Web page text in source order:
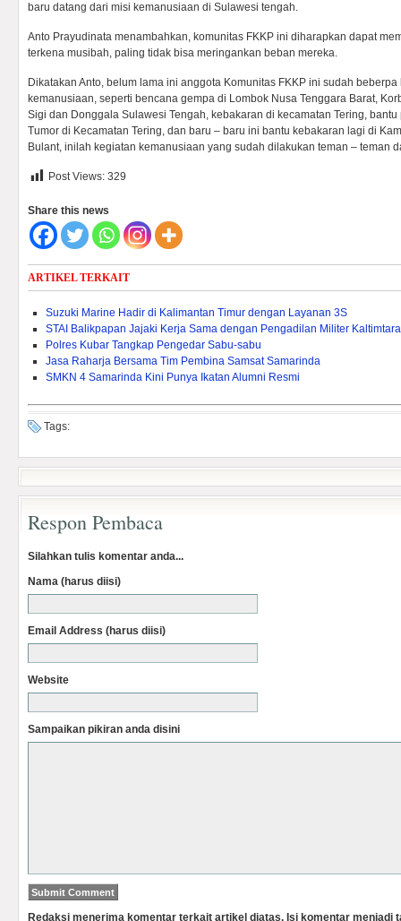
baru datang dari misi kemanusiaan di Sulawesi tengah.
Anto Prayudinata menambahkan, komunitas FKKP ini diharapkan dapat
terkena musibah, paling tidak bisa meringankan beban mereka.
Dikatakan Anto, belum lama ini anggota Komunitas FKKP ini sudah
kemanusiaan, seperti bencana gempa di Lombok Nusa Tenggara Barat,
Sigi dan Donggala Sulawesi Tengah, kebakaran di kecamatan Tering,
Tumor di Kecamatan Tering, dan baru – baru ini bantu kebakaran lagi di
Bulant, inilah kegiatan kemanusiaan yang sudah dilakukan teman – teman
Post Views: 329
Share this news
ARTIKEL TERKAIT
Suzuki Marine Hadir di Kalimantan Timur dengan Layanan 3S
STAI Balikpapan Jajaki Kerja Sama dengan Pengadilan Militer Kaltimtara
Polres Kubar Tangkap Pengedar Sabu-sabu
Jasa Raharja Bersama Tim Pembina Samsat Samarinda
SMKN 4 Samarinda Kini Punya Ikatan Alumni Resmi
Tags:
Respon Pembaca
Silahkan tulis komentar anda...
Nama (harus diisi)
Email Address (harus diisi)
Website
Sampaikan pikiran anda disini
Redaksi menerima komentar terkait artikel diatas. Isi komentar menjadi